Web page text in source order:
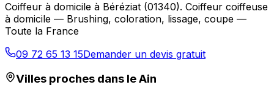
Coiffeur à domicile à Béréziat (01340). Coiffeur coiffeuse
à domicile — Brushing, coloration, lissage, coupe —
Toute la France
09 72 65 13 15Demander un devis gratuit
Villes proches dans leAin